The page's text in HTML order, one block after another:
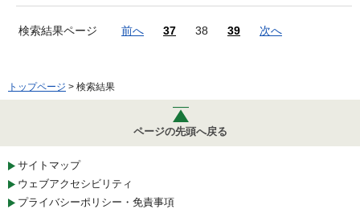
検索結果ページ 前へ 37 38 39 次へ
トップページ > 検索結果
ページの先頭へ戻る
サイトマップ
ウェブアクセシビリティ
プライバシーポリシー・免責事項